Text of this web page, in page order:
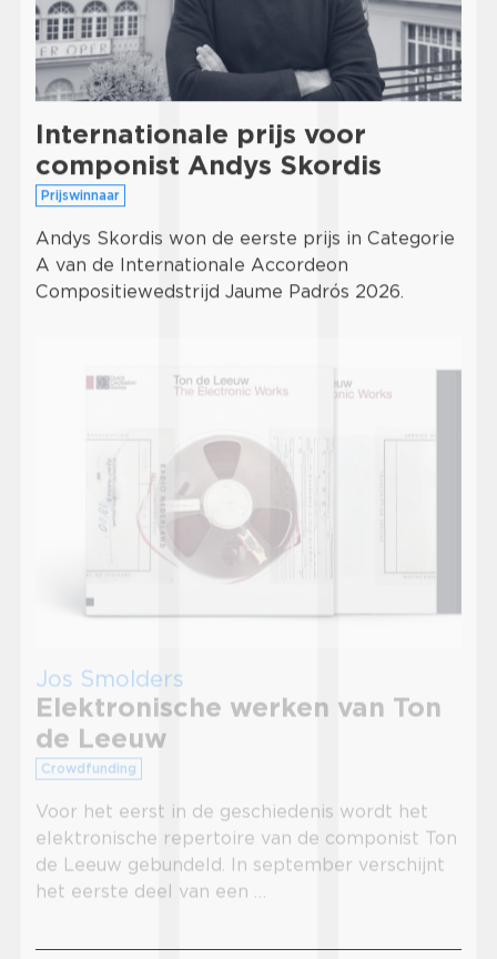
Internationale prijs voor
componist Andys Skordis
Prijswinnaar
Andys Skordis won de eerste prijs in Categorie
A van de Internationale Accordeon
Compositiewedstrijd Jaume Padrós 2026.
Jos Smolders
Elektronische werken van Ton
de Leeuw
Crowdfunding
Voor het eerst in de geschiedenis wordt het
elektronische repertoire van de componist Ton
de Leeuw gebundeld. In september verschijnt
het eerste deel van een …